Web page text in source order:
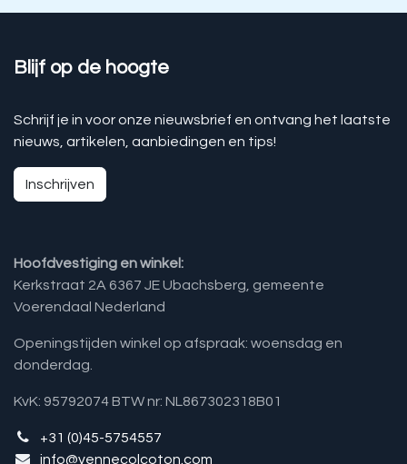
Blijf op de hoogte
Schrijf je in voor onze nieuwsbrief en ontvang het laatste
nieuws, artikelen, aanbiedingen en tips!
Inschrijven
Hoofdvestiging en winkel:
Kerkstraat 2A 6367 JE Ubachsberg, gemeente
Voerendaal Nederland
Openingstijden winkel op afspraak: woensdag en
donderdag.
KvK: 95792074 BTW nr: NL867302318B01
+31 (0)45-5754557
info@vennecolcoton.com